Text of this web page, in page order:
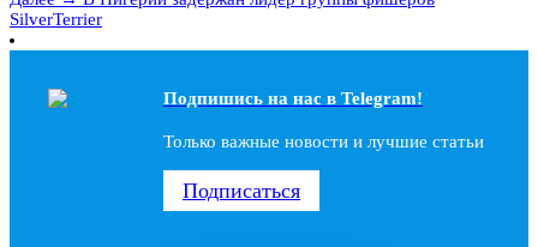
SilverTerrier
Подпишись на наc в Telegram!
Только важные новости и лучшие статьи
Подписаться